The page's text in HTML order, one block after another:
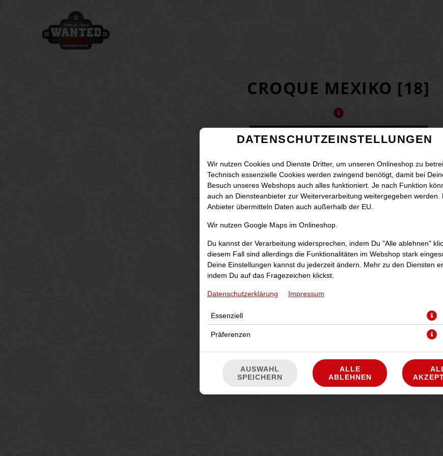
CROQUE MEXIKO [18]
mit Rinderhackfleisch, Tomaten, Jalapenos, Käse und Mais
DATENSCHUTZEINSTELLUNGEN
Wir nutzen Cookies und Dienste Dritter, um unseren Onlineshop zu
Technisch essenzielle Cookies werden zwingend benötigt, damit bei
Besuch unseres Webshops auch alles funktioniert. Je nach Funktion
auch an Diensteanbieter zur Weiterverarbeitung weitergegeben werden.
Anbieter übermitteln Daten auch außerhalb der EU.
Wir nutzen Google Maps im Onlineshop.
Du kannst der Verarbeitung widersprechen, indem Du "Alle ablehnen"
diesem Fall sind allerdings die Funktionalitäten im Webshop stark
Deine Einstellungen kannst du jederzeit ändern. Mehr zu den Diensten
indem Du auf das Fragezeichen klickst.
Datenschutzerklärung Impressum
Essenziell
Präferenzen
AUSWAHL
SPEICHERN
ALLE
ABLEHNEN